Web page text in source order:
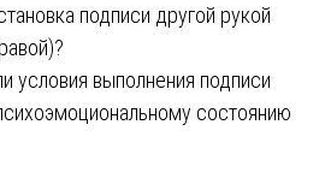
подписи другой рукой
условия выполнения подписи
состоянию